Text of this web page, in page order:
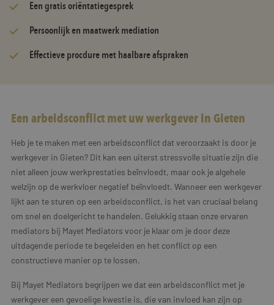
Een gratis oriëntatiegesprek
Persoonlijk en maatwerk mediation
Effectieve procdure met haalbare afspraken
Een arbeidsconflict met uw werkgever in Gieten
Heb je te maken met een arbeidsconflict dat veroorzaakt is door je
werkgever in Gieten? Dit kan een uiterst stressvolle situatie zijn die
niet alleen jouw werkprestaties beïnvloedt, maar ook je algehele
welzijn op de werkvloer negatief beïnvloedt. Wanneer een werkgever
lijkt aan te sturen op een arbeidsconflict, is het van cruciaal belang
om snel en doelgericht te handelen. Gelukkig staan onze ervaren
mediators bij Mayet Mediators voor je klaar om je door deze
uitdagende periode te begeleiden en het conflict op een
constructieve manier op te lossen.
Bij Mayet Mediators begrijpen we dat een arbeidsconflict met je
werkgever een gevoelige kwestie is, die van invloed kan zijn op